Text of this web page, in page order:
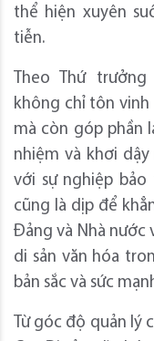
thể hiện xuyên
tiễn.
Theo Thứ
không chỉ tôn vinh
mà còn góp phần
nhiệm và khơi
với sự nghiệp
cũng là dịp để
Đảng và Nhà nước
di sản văn hóa
bản sắc và sức
Từ góc độ quản lý